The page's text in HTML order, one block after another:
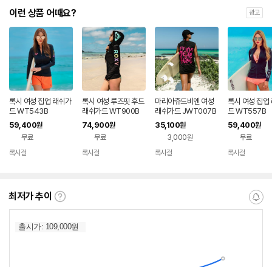
이런 상품 어때요? 광고
록시 여성 집업 래쉬가
드 WT543B
59,400원
무료
록시걸
록시 여성 루즈핏 후드
래쉬가드 WT900B
74,900원
무료
록시걸
마리아쥬드비엔 여성
래쉬가드 JWT007B
35,100원
3,000원
록시걸
록시 여성 집업
드 WT557B
59,400원
무료
록시걸
최저가 추이
최
가
알